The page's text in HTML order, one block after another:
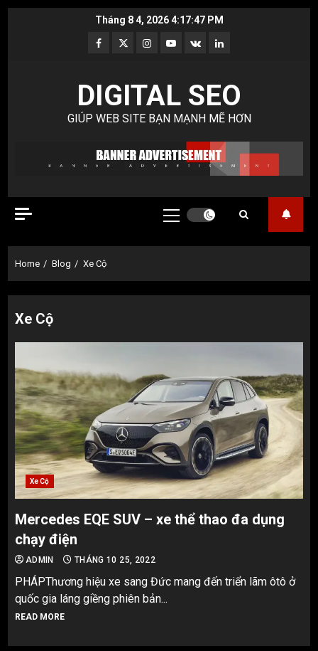
Tháng 8 4, 20264:17:48 PM
Facebook
TwitterInstagram
Youtube
VK LinkedIn
DIGITAL SEO
GIÚP WEB SITE BẠN MẠNH MẼ HƠN
Primary
Home Blog Xe Cộ
Xe Cộ
Xe Cộ
Mercedes EQE SUV – xe thể thao đa dụng
chạy điện
ADMIN THÁNG 10 25, 2022
PHÁPThương hiệu xe sang Đức mang đến triển lãm ôtô ở
quốc gia láng giềng phiên bản...
READ MORE